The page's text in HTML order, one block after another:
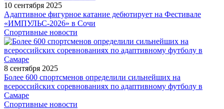
10 сентября 2025
Адаптивное фигурное катание дебютирует на Фестивале
«ИМПУЛЬС-2026» в Сочи
Спортивные новости
8 сентября 2025
Более 600 спортсменов определили сильнейших на
всероссийских соревнованиях по адаптивному футболу в
Самаре
Спортивные новости